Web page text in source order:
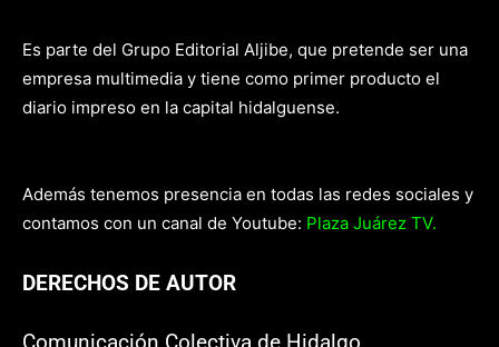
Es parte del Grupo Editorial Aljibe, que pretende ser una
empresa multimedia y tiene como primer producto el
diario impreso en la capital hidalguense.
Además tenemos presencia en todas las redes sociales y
contamos con un canal de Youtube: Plaza Juárez TV.
DERECHOS DE AUTOR